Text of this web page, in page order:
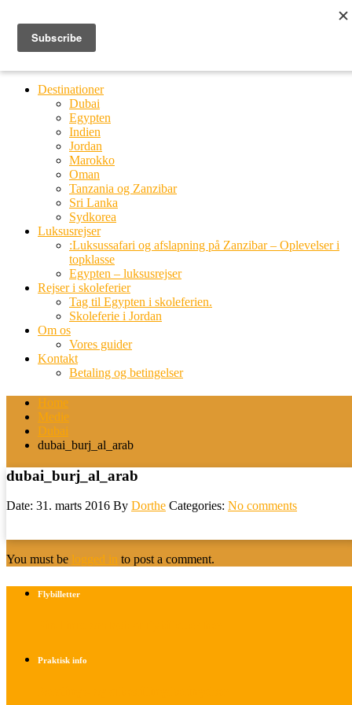
Ring til os
20 66 03 08
Destinationer
Dubai
Egypten
Indien
Jordan
Marokko
Oman
Tanzania og Zanzibar
Sri Lanka
Sydkorea
Luksusrejser
:Luksussafari og afslapning på Zanzibar – Oplevelser i
topklasse
Egypten – luksusrejser
Rejser i skoleferier
Tag til Egypten i skoleferien.
Skoleferie i Jordan
Om os
Vores guider
Kontakt
Betaling og betingelser
Home
Medie
Dubai
dubai_burj_al_arab
dubai_burj_al_arab
Date: 31. marts 2016 By Dorthe Categories: No comments
You must be logged in to post a comment.
Flybilletter
Praktisk info